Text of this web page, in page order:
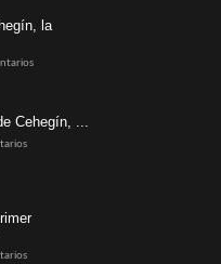
la
Cehegín, ...